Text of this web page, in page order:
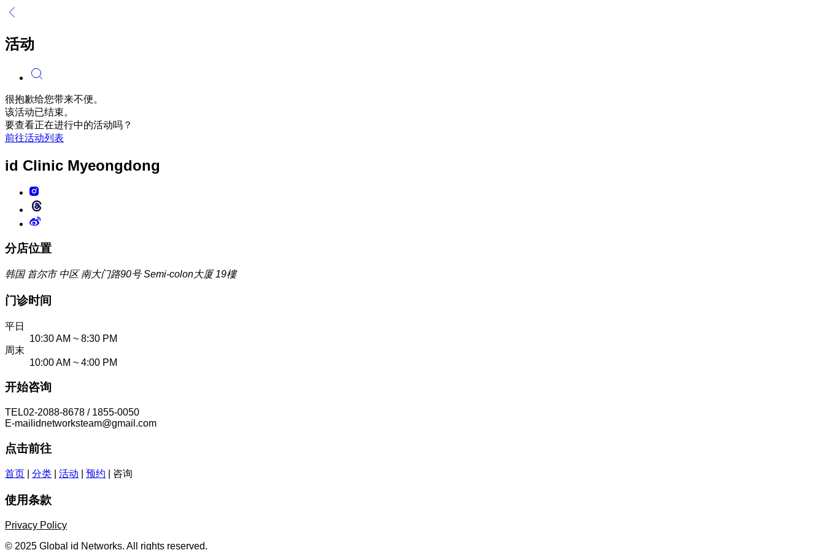
活动
很抱歉给您带来不便。
该活动已结束。
要查看正在进行中的活动吗？
前往活动列表
id Clinic Myeongdong
分店位置
韩国 首尔市 中区 南大门路90号 Semi-colon大厦 19樓
门诊时间
平日
10:30 AM ~ 8:30 PM
周末
10:00 AM ~ 4:00 PM
开始咨询
TEL02-2088-8678 / 1855-0050
E-mail idnetworksteam@gmail.com
点击前往
首页 分类 活动 预约 咨询
使用条款
Privacy Policy
© 2025 Global id Networks. All rights reserved.